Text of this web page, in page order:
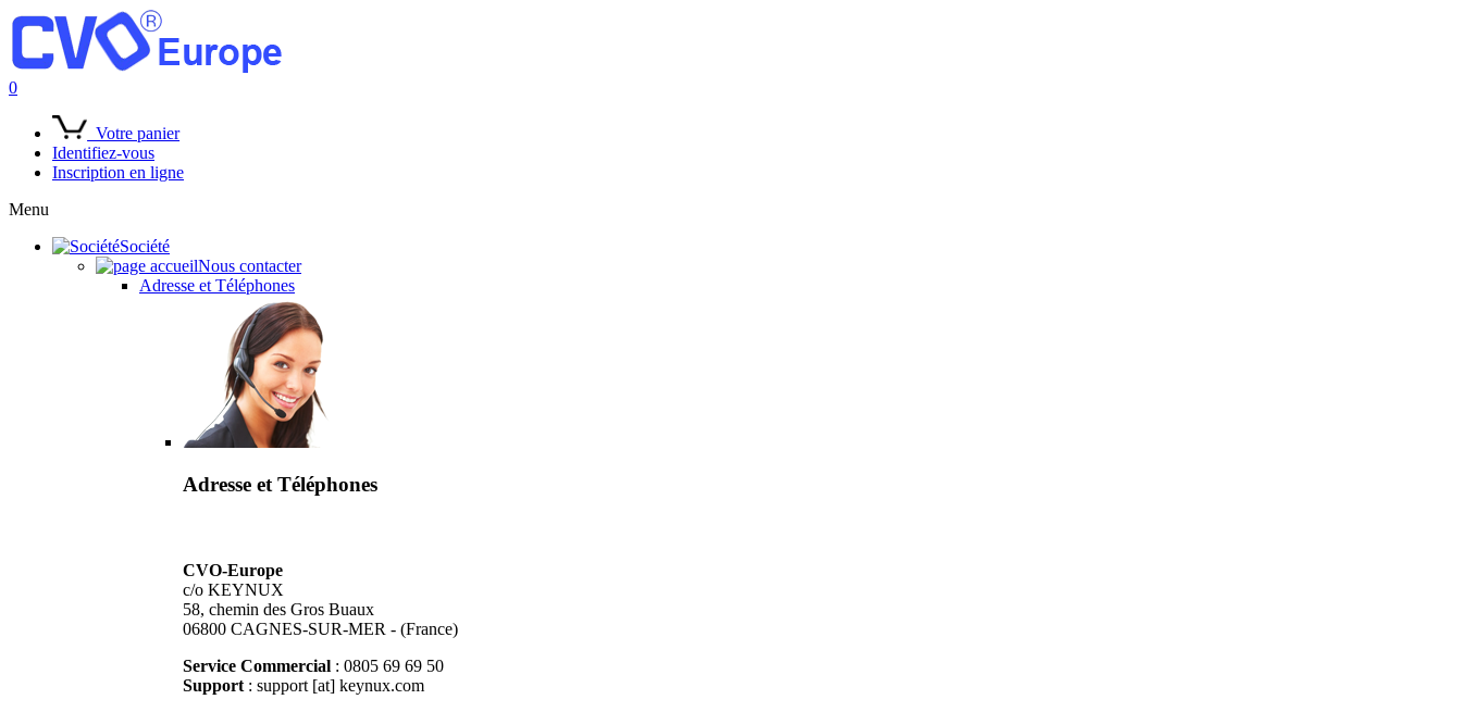
0
Votre panier
Identifiez-vous
Inscription en ligne
Menu
Société
Nous contacter
Adresse et Téléphones
Adresse et Téléphones
CVO-Europe
c/o KEYNUX
58, chemin des Gros Buaux
06800 CAGNES-SUR-MER - (France)
Service Commercial : 0805 69 69 50
Support : support [at] keynux.com